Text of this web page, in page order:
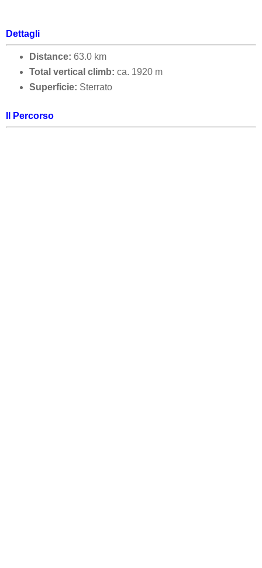
Dettagli
Distance: 63.0 km
Total vertical climb: ca. 1920m
Superficie: Sterrato
Il Percorso